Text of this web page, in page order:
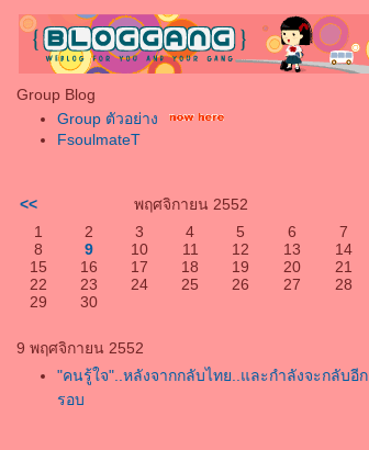
Group Blog
Group ตัวอย่าง
FsoulmateT
<<
พฤศจิกายน 2552
1
2 3 4 5 6
7
8
9 10 11 12 13
14
15
16 17 18 19 20
21
22
23 24 25 26 27
28
29
30
9 พฤศจิกายน 2552
"คนรู้ใจ"..หลังจากกลับไทย..และกำลังจะกลับอีก
รอบ